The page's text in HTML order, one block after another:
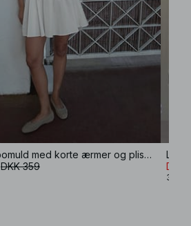
Minikjole i bomuld med korte ærmer og plissering
DKK 359
DKK
3